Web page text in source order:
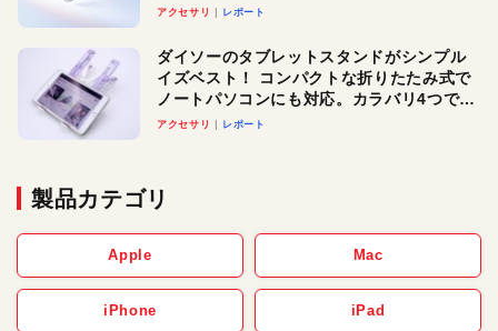
アクセサリ レポート
ダイソーのタブレットスタンドがシンプル
イズベスト！ コンパクトな折りたたみ式で
ノートパソコンにも対応。カラバリ4つで選
べる楽しさも
アクセサリ レポート
製品カテゴリ
Apple Mac
iPhone iPad